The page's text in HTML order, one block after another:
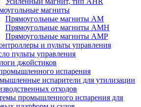
магниты
Прямоугольные магниты AM
Прямоугольные магниты AMH
Прямоугольные магниты AMP
и пульты управления
пульты управления
джойстиков
испарения
испарители для утилизации
отходов
промышленного испарения для